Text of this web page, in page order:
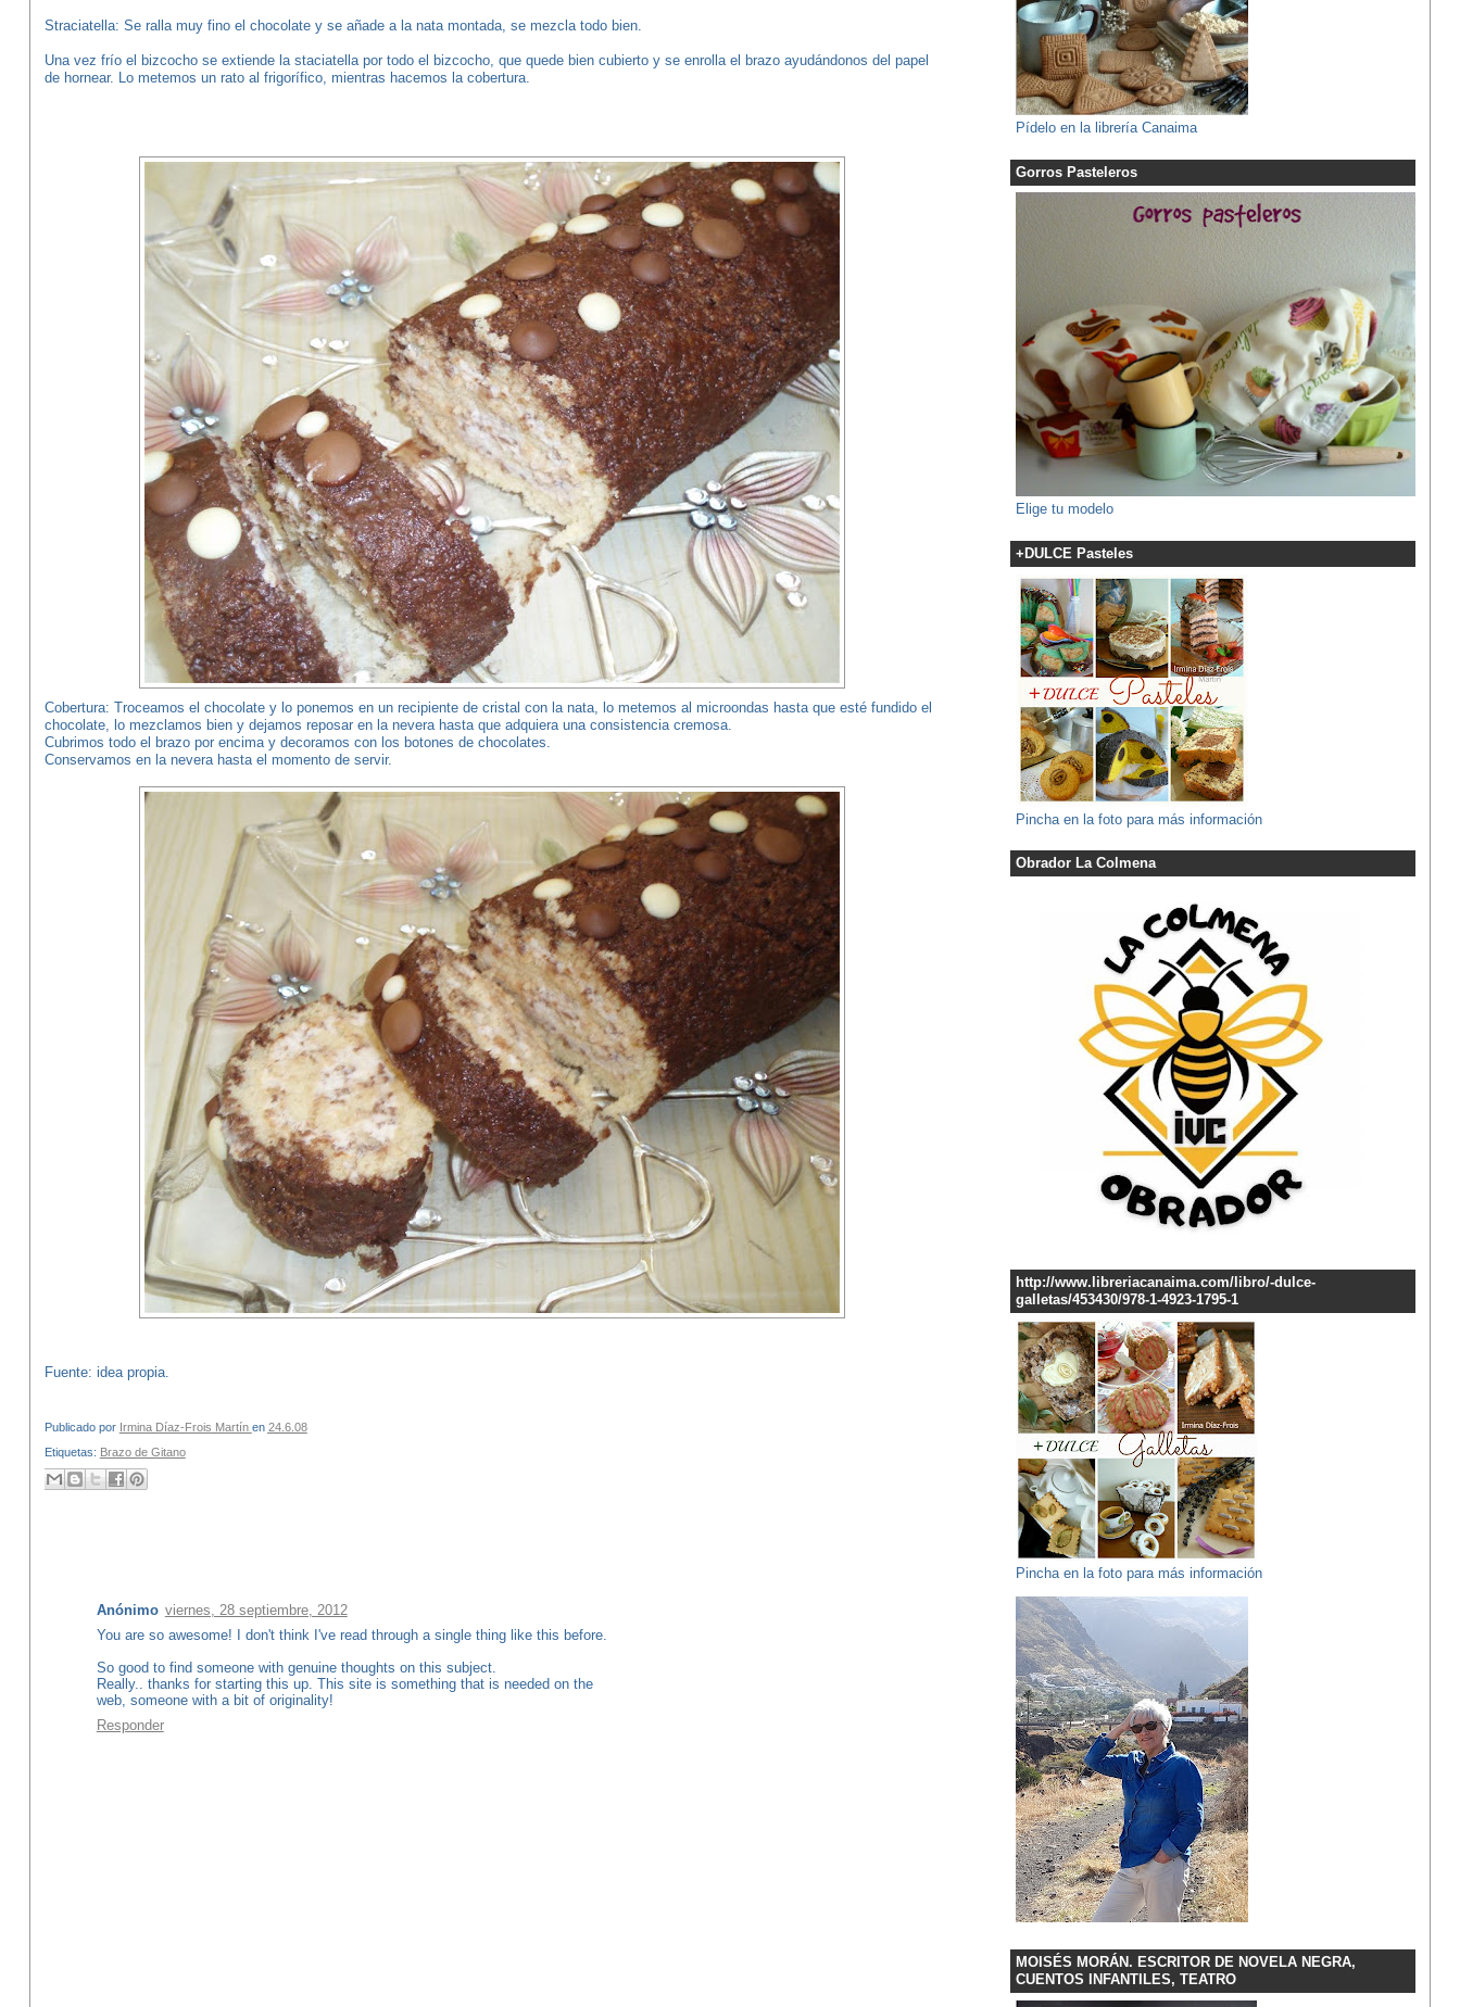
Straciatella: Se ralla muy fino el chocolate y se añade a la nata montada, se mezcla todo bien.
Una vez frío el bizcocho se extiende la staciatella por todo el bizcocho, que quede bien cubierto y se enrolla el brazo ayudándonos del papel
de hornear. Lo metemos un rato al frigorífico, mientras hacemos la cobertura.
Cobertura: Troceamos el chocolate y lo ponemos en un recipiente de cristal con la nata, lo metemos al microondas hasta que esté fundido el
chocolate, lo mezclamos bien y dejamos reposar en la nevera hasta que adquiera una consistencia cremosa.
Cubrimos todo el brazo por encima y decoramos con los botones de chocolates.
Conservamos en la nevera hasta el momento de servir.
Fuente: idea propia.
Publicado por Irmina Díaz-Frois Martín en 24.6.08
Etiquetas: Brazo de Gitano
Anónimo viernes, 28 septiembre, 2012
You are so awesome! I don't think I've read through a single thing like this before.
So good to find someone with genuine thoughts on this subject.
Really.. thanks for starting this up. This site is something that is needed on the
web, someone with a bit of originality!
Responder
Pídelo en la librería Canaima
Gorros Pasteleros
Elige tu modelo
+DULCE Pasteles
Pincha en la foto para más información
Obrador La Colmena
http://www.libreriacanaima.com/libro/-dulce-
galletas/453430/978-1-4923-1795-1
Pincha en la foto para más información
MOISÉS MORÁN. ESCRITOR DE NOVELA NEGRA,
CUENTOS INFANTILES, TEATRO